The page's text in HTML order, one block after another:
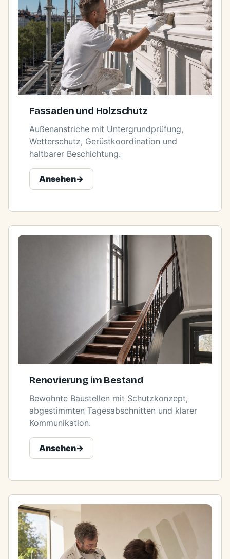
Fassaden und Holzschutz
Außenanstriche mit Untergrundprüfung,
Wetterschutz, Gerüstkoordination und
haltbarer Beschichtung.
Ansehen->
Renovierung im Bestand
Bewohnte Baustellen mit Schutzkonzept,
abgestimmten Tagesabschnitten und klarer
Kommunikation.
Ansehen->